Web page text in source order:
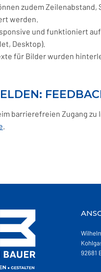
zudem
werden.
und funktioniert
Desktop).
für Bilder wurden
barrierefreien Zugang
.
92681